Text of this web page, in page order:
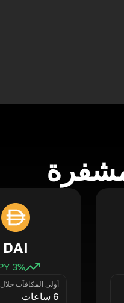
DAI
3% APY
أولى المكافآت خلال
6 ساعات